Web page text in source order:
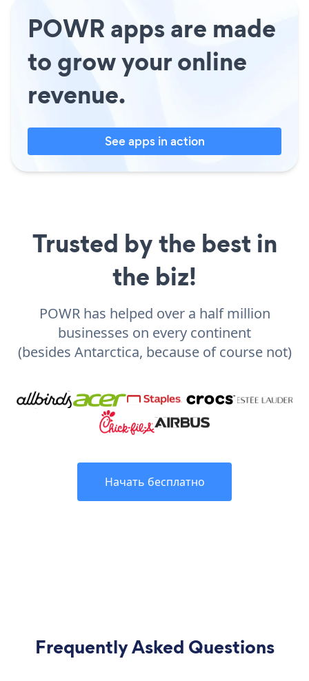
POWR apps are made
to grow your online
revenue.
See apps in action
Trusted by the best in
the biz!
POWR has helped over a half million
businesses on every continent
(besides Antarctica, because of course not)
Начать бесплатно
Frequently Asked Questions